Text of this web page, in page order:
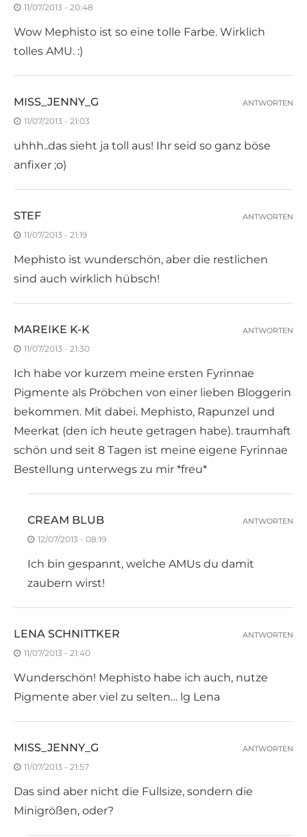
11/07/2013 - 20:48
Wow Mephisto ist so eine tolle Farbe. Wirklich
tolles AMU. :)
MISS_JENNY_G
11/07/2013 - 21:03
uhhh..das sieht ja toll aus! Ihr seid so ganz böse
anfixer ;o)
ANTWORTEN
STEF
11/07/2013 - 21:19
Mephisto ist wunderschön, aber die restlichen
sind auch wirklich hübsch!
ANTWORTEN
MAREIKE K-K
11/07/2013 - 21:30
Ich habe vor kurzem meine ersten Fyrinnae
Pigmente als Pröbchen von einer lieben Bloggerin
bekommen. Mit dabei. Mephisto, Rapunzel und
Meerkat (den ich heute getragen habe). traumhaft
schön und seit 8 Tagen ist meine eigene Fyrinnae
Bestellung unterwegs zu mir *freu*
ANTWORTEN
CREAM BLUB
12/07/2013 - 08:19
Ich bin gespannt, welche AMUs du damit
zaubern wirst!
ANTWORTEN
LENA SCHNITTKER
11/07/2013 - 21:40
Wunderschön! Mephisto habe ich auch, nutze
Pigmente aber viel zu selten… lg Lena
ANTWORTEN
MISS_JENNY_G
11/07/2013 - 21:57
Das sind aber nicht die Fullsize, sondern die
Minigrößen, oder?
ANTWORTEN